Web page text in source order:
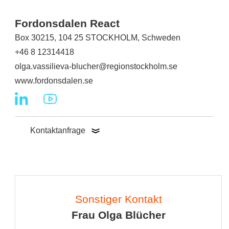
Fordonsdalen React
Box 30215, 104 25 STOCKHOLM, Schweden
+46 8 12314418
olga.vassilieva-blucher@regionstockholm.se
www.fordonsdalen.se
Kontaktanfrage
Sonstiger Kontakt
Frau Olga Blücher